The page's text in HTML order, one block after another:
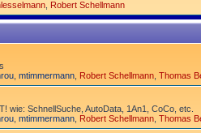
Robert Schellmann
mtimmermann Robert Schellmann Thomas
wie: SchnellSuche, AutoData, 1An1, CoCo, etc.
mtimmermann Robert Schellmann Thomas